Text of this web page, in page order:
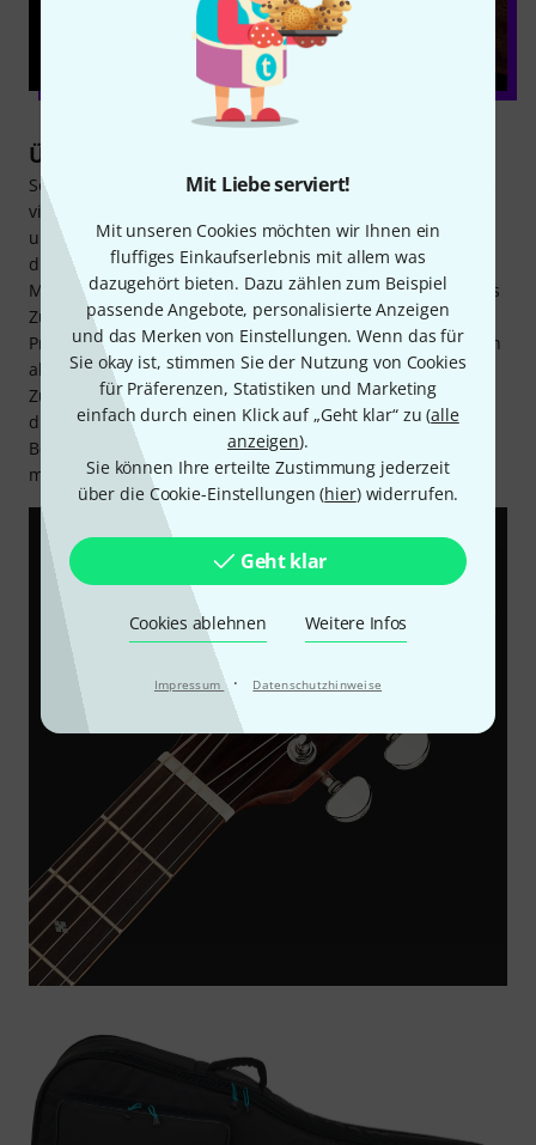
Mit Liebe serviert!
Mit unseren Cookies möchten wir Ihnen ein
fluffiges Einkaufserlebnis mit allem was
dazugehört bieten. Dazu zählen zum Beispiel
passende Angebote, personalisierte Anzeigen
und das Merken von Einstellungen. Wenn das für
Sie okay ist, stimmen Sie der Nutzung von Cookies
für Präferenzen, Statistiken und Marketing
einfach durch einen Klick auf „Geht klar“ zu (alle
anzeigen).
Sie können Ihre erteilte Zustimmung jederzeit
über die Cookie-Einstellungen (hier) widerrufen.
Geht klar
Cookies ablehnen Weitere Infos
Impressum · Datenschutzhinweise
Über Harley Benton
Seit 1998 bedient die Marke Harley Benton die Bedürfnisse
vieler Gitarristen und Bassisten. Neben einer
umfangreichen Bandbreite an Saiteninstrumenten bietet
die Hausmarke des Musikhauses Thomann auch jede
Menge Verstärker, Lautsprecher, Effektpedale und weiteres
Zubehör an. Insgesamt umfasst die Palette über 1.500
Produkte. Gefertigt von etablierten Herstellern, überzeugen
alle Artikel von Harley Benton durch Qualität,
Zuverlässigkeit und einen dennoch günstigen Preis. Durch
die ständige Erweiterung des Portfolios, bietet Harley
Benton so stets neue und innovative Produkte für den
musikalischen Alltag.